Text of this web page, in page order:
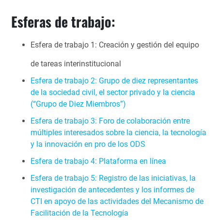
Esferas de trabajo:
Esfera de trabajo 1: Creación y gestión del equipo
de tareas interinstitucional
Esfera de trabajo 2: Grupo de diez representantes
de la sociedad civil, el sector privado y la ciencia
(“Grupo de Diez Miembros”)
Esfera de trabajo 3: Foro de colaboración entre
múltiples interesados sobre la ciencia, la tecnología
y la innovación en pro de los ODS
Esfera de trabajo 4: Plataforma en línea
Esfera de trabajo 5: Registro de las iniciativas, la
investigación de antecedentes y los informes de
CTI en apoyo de las actividades del Mecanismo de
Facilitación de la Tecnología